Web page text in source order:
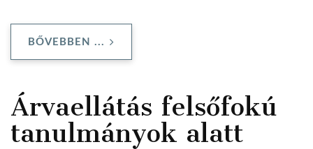
BŐVEBBEN ...
Árvaellátás felsőfokú
tanulmányok alatt